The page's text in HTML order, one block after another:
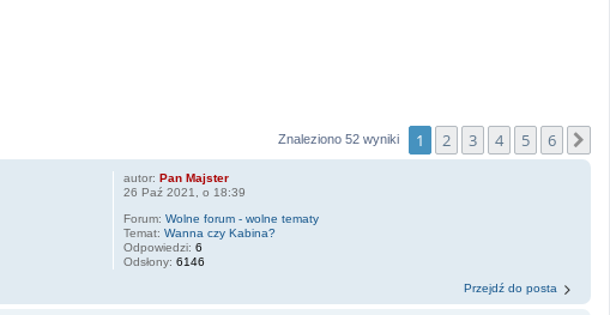
Znaleziono 52 wyniki 1 2 3 4 5 6
autor:Pan Majster
26 Paź 2021, o 18:39
Forum:Wolne forum - wolne tematy
Temat:Wanna czy Kabina?
Odpowiedzi:6
Odsłony:6146
Przejdź do posta